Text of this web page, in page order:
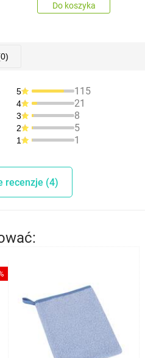
Do koszyka
5 115
4 21
3 8
2 5
1 1
recenzje (4)